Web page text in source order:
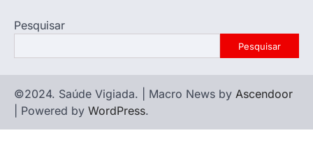
Pesquisar
Pesquisar
©2024. Saúde Vigiada. | Macro News by Ascendoor
| Powered by WordPress.